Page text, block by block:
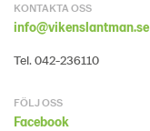
KONTAKTA OSS
info@vikenslantman.se
Tel. 042-236110
FÖLJ OSS
Facebook